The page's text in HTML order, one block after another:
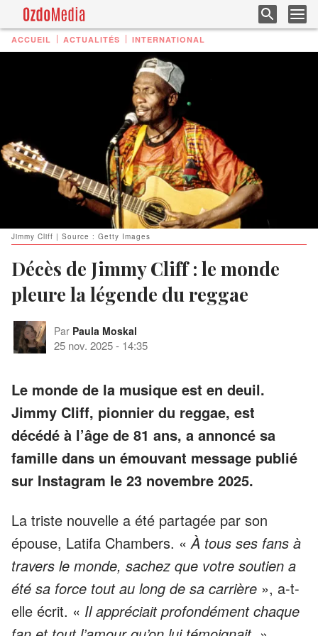
ACCUEIL ACTUALITÉS INTERNATIONAL
Jimmy Cliff | Source : Getty Images
Décès de Jimmy Cliff : le monde
pleure la légende du reggae
Par Paula Moskal
25 nov. 2025- 14:35
Le monde de la musique est en deuil.
Jimmy Cliff, pionnier du reggae, est
décédé à l’âge de 81 ans, a annoncé sa
famille dans un émouvant message publié
sur Instagram le 23 novembre 2025.
La triste nouvelle a été partagée par son
épouse, Latifa Chambers. «À tous ses fans à
travers le monde, sachez que votre soutien a
été sa force tout au long de sa carrière », a-t-
elle écrit. « Il appréciait profondément chaque